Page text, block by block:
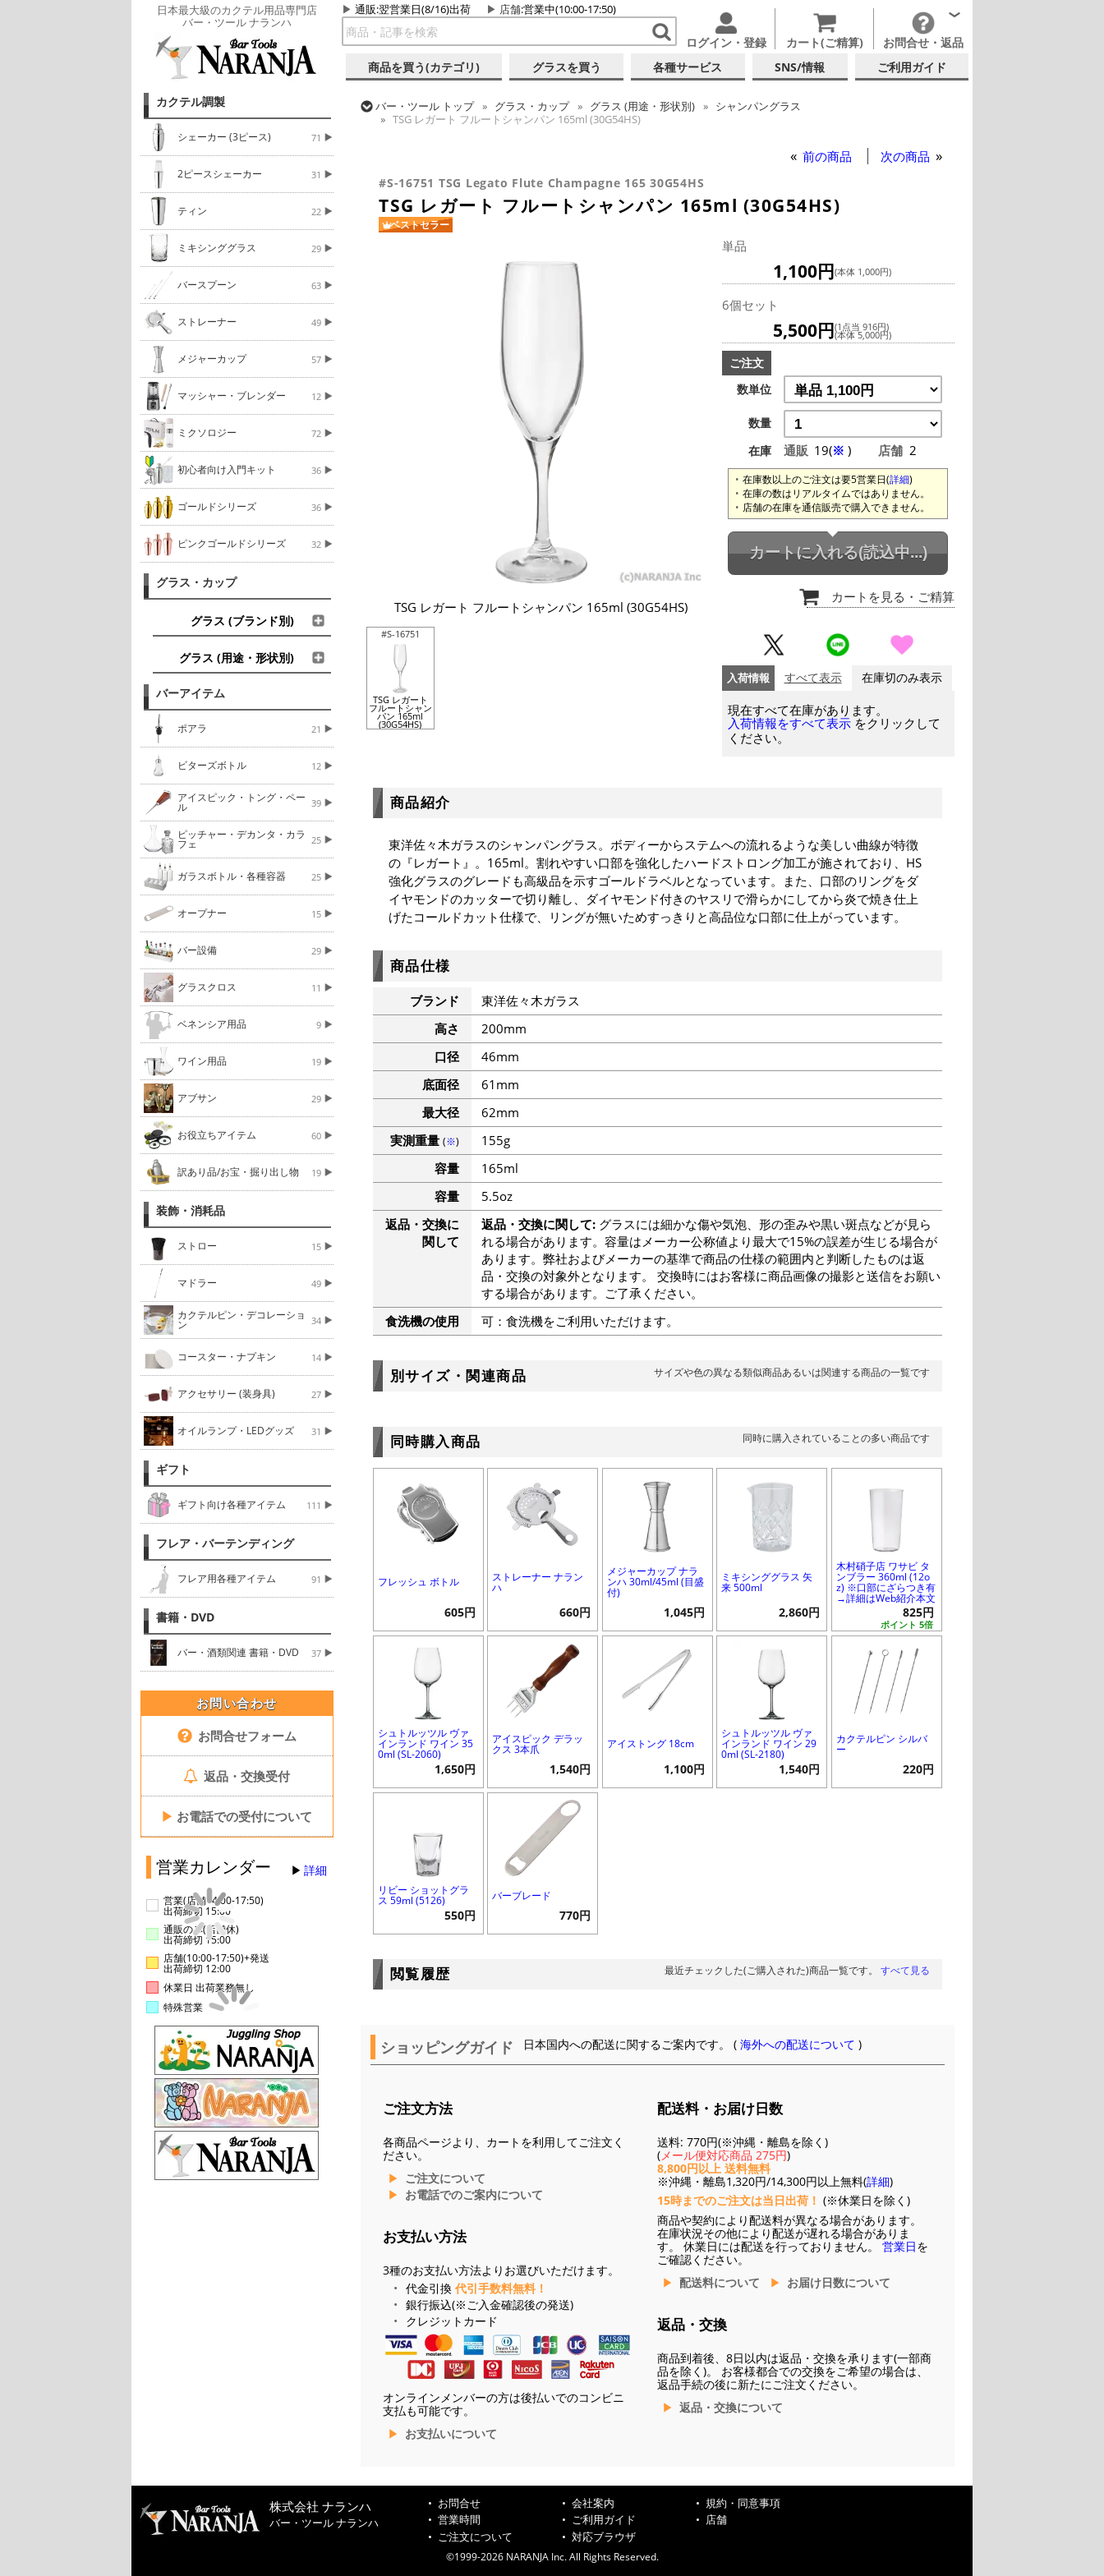
日本最大級のカクテル用品専門店
バー・ツール ナランハ
通販:翌営業日(8/16)出荷 店舗:営業中(10:00-17:50)
ログイン・登録 カート(ご精算) お問合せ・返品
商品を買う(カテゴリ) グラスを買う 各種サービス SNS/情報 ご利用ガイド
カクテル調製
シェーカー (3ピース) 71
2ピースシェーカー 31
ティン 22
ミキシンググラス 29
バースプーン 63
ストレーナー 49
メジャーカップ 57
マッシャー・ブレンダー 12
ミクソロジー 72
初心者向け入門キット 36
ゴールドシリーズ 36
ピンクゴールドシリーズ 32
グラス・カップ
グラス (ブランド別)
グラス (用途・形状別)
バーアイテム
ポアラ 21
ビターズボトル 12
アイスピック・トング・ペー
ル 39
ピッチャー・デカンタ・カラ
フェ 25
ガラスボトル・各種容器 25
オープナー 15
バー設備 29
グラスクロス 11
ベネンシア用品 9
ワイン用品 19
アブサン 29
お役立ちアイテム 60
訳あり品/お宝・掘り出し物 19
装飾・消耗品
ストロー 15
マドラー 49
カクテルピン・デコレーショ
ン 34
コースター・ナプキン 14
アクセサリー (装身具) 27
オイルランプ・LEDグッズ 31
ギフト
ギフト向け各種アイテム 111
フレア・バーテンディング
フレア用各種アイテム 91
書籍・DVD
バー・酒類関連 書籍・DVD 37
お問い合わせ
お問合せフォーム
返品・交換受付
▶ お電話での受付について
営業カレンダー 詳細
営業(店舗14:00-17:50)
出荷締切 15:00
通販のみ(店舗休)
出荷締切 15:00
店舗(10:00-17:50)+発送
出荷締切 12:00
休業日 出荷業務無し
特殊営業
バー・ツール トップ グラス・カップ グラス (用途・形状別)
シャンパングラス
TSG レガート フルートシャンパン 165ml (30G54HS)
前の商品 次の商品
#S-16751 TSG Legato Flute Champagne 165 30G54HS
TSG レガート フルートシャンパン 165ml (30G54HS)
ベストセラー
TSG レガート フルートシャンパン 165ml (30G54HS)
#S-16751
TSG レガート
フルートシャン
パン 165ml
(30G54HS)
単品
1,100円(本体 1,000円)
6個セット
5,500円(1点当 916円)
(本体 5,000円)
ご注文
数単位
数量
在庫
通販 19(※ ) 店舗 2
在庫数以上のご注文は要5営業日(詳細)
在庫の数はリアルタイムではありません。
店舗の在庫を通信販売で購入できません。
カートに入れる(読込中...)
カートを見る ・ご精算
入荷情報 すべて表示 在庫切のみ表示
現在すべて在庫があります。
入荷情報をすべて表示 をクリックして
ください。
商品紹介
東洋佐々木ガラスのシャンパングラス。ボディーからステムへの流れるような美しい曲線が特徴
の『レガート』。165ml。割れやすい口部を強化したハードストロング加工が施されており、HS
強化グラスのグレードも高級品を示すゴールドラベルとなっています。また、口部のリングをダ
イヤモンドのカッターで切り離し、ダイヤモンド付きのヤスリで滑らかにしてから炎で焼き仕上
げたコールドカット仕様で、リングが無いためすっきりと高品位な口部に仕上がっています。
商品仕様
ブランド
東洋佐々木ガラス
高さ
200mm
口径
46mm
底面径
61mm
最大径
62mm
実測重量 (※)
155g
容量
165ml
容量
5.5oz
返品・交換に
関して
返品・交換に関して:グラスには細かな傷や気泡、形の歪みや黒い斑点などが見ら
れる場合があります。容量はメーカー公称値より最大で15%の誤差が生じる場合が
あります。弊社およびメーカーの基準で商品の仕様の範囲内と判断したものは返
品・交換の対象外となります。 交換時にはお客様に商品画像の撮影と送信をお願い
する場合があります。ご了承ください。
食洗機の使用
可：食洗機をご利用いただけます。
別サイズ・関連商品 サイズや色の異なる類似商品あるいは関連する商品の一覧です
同時購入商品 同時に購入されていることの多い商品です
フレッシュ ボトル
605円
ストレーナー ナラン
ハ
660円
メジャーカップ ナラ
ンハ 30ml/45ml (目盛
付)
1,045円
ミキシンググラス 矢
来 500ml
2,860円
木村硝子店 ワサビ タ
ンブラー 360ml (12o
z) ※口部にざらつき有
→詳細はWeb紹介本文
ポイント 5倍
825円
シュトルッツル ヴァ
インランド ワイン 35
0ml (SL-2060)
1,650円
アイスピック デラッ
クス 3本爪
1,540円
アイストング 18cm
1,100円
シュトルッツル ヴァ
インランド ワイン 29
0ml (SL-2180)
1,540円
カクテルピン シルバ
ー
220円
リビー ショットグラ
ス 59ml (5126)
550円
バーブレード
770円
閲覧履歴 最近チェックした(ご購入された)商品一覧です。 すべて見る
ショッピングガイド 日本国内への配送に関するご案内です。 (海外への配送について )
ご注文方法
各商品ページより、カートを利用してご注文く
ださい。
ご注文について
お電話でのご案内について
お支払い方法
3種のお支払い方法よりお選びいただけます。
代金引換 代引手数料無料！
銀行振込(※ご入金確認後の発送)
クレジットカード
オンラインメンバーの方は後払いでのコンビニ
支払も可能です。
お支払いについて
配送料・お届け日数
送料: 770円(※沖縄・離島を除く)
(メール便対応商品 275円)
8,800円以上 送料無料
※沖縄・離島1,320円/14,300円以上無料(詳細)
15時までのご注文は当日出荷！ (※休業日を除く)
商品や契約により配送料が異なる場合があります。
在庫状況その他により配送が遅れる場合がありま
す。 休業日には配送を行っておりません。 営業日を
ご確認ください。
配送料について
お届け日数について
返品・交換
商品到着後、8日以内は返品・交換を承ります(一部商
品を除く)。 お客様都合での交換をご希望の場合は、
返品手続の後に新たにご注文ください。
返品・交換について
株式会社 ナランハ
バー・ツール ナランハ
お問合せ 会社案内
規約・同意事項
営業時間
ご利用ガイド
店舗
ご注文について
対応ブラウザ
©1999-2026 NARANJA Inc. All Rights Reserved.